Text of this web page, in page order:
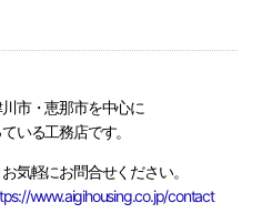
市・恵那市を中心に
いる工務店です。
気軽にお問合せください。
www.aigihousing.co.jp/contact